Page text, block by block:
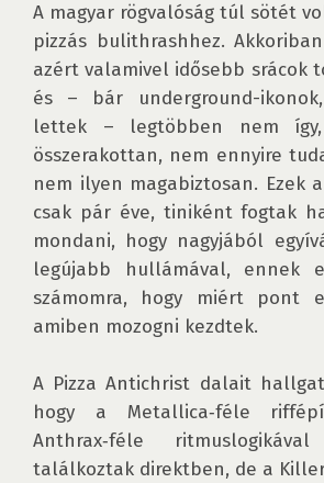
A magyar rögvalóság túl sötét
pizzás bulithrashhez.
azért valamivel idősebb srácok
és – bár underground-
lettek – legtöbben nem
összerakottan, nem ennyire
nem ilyen magabiztosan. Ezek
csak pár éve, tiniként fogtak
mondani, hogy nagyjából
legújabb hullámával, ennek
számomra, hogy miért pont
amiben mozogni kezdtek.
A Pizza Antichrist dalait
hogy a Metallica‑féle
Anthrax‑féle
találkoztak direktben, de a